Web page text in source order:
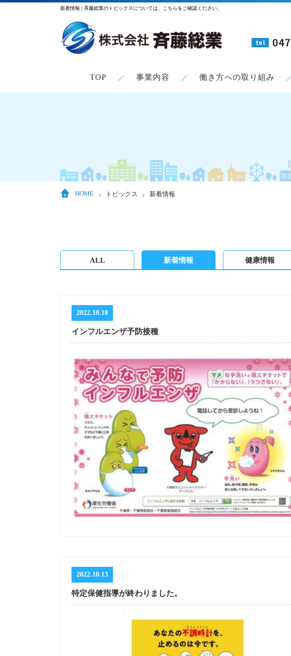
新着情報 | 斉藤総業のトピックスについては、こちらをご確認ください。
TOP 事業内容 働き方への取り組み
HOME トピックス 新着情報
ALL 新着情報 健康情報
2022.10.18
インフルエンザ予防接種
2022.10.13
特定保健指導が終わりました。